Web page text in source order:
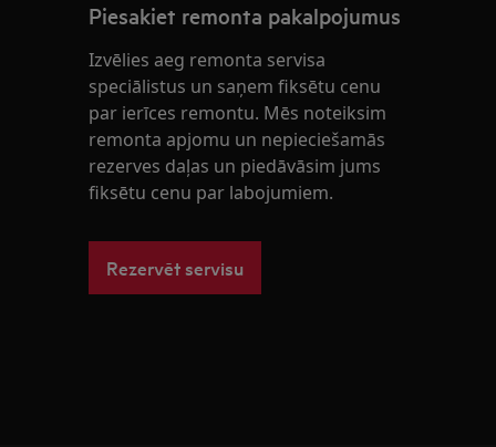
Piesakiet remonta pakalpojumus
Izvēlies aeg remonta servisa
speciālistus un saņem fiksētu cenu
par ierīces remontu. Mēs noteiksim
remonta apjomu un nepieciešamās
rezerves daļas un piedāvāsim jums
fiksētu cenu par labojumiem.
Rezervēt servisu